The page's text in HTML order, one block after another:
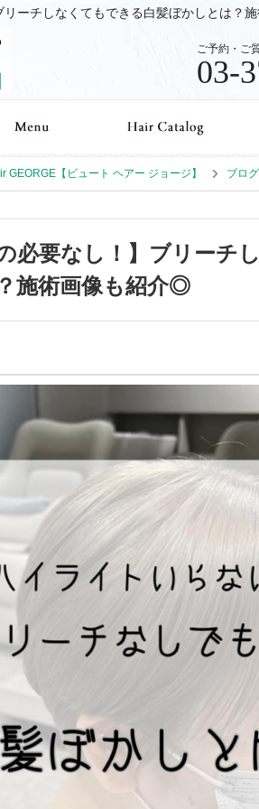
ご予約・ご
03-
【ビュート ヘアー ジョージ】 ブログ
必要なし！】ブリーチ
施術画像も紹介◎